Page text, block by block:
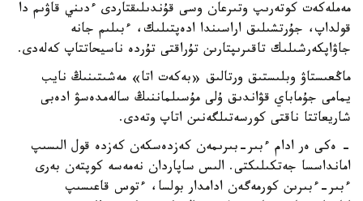
مەملەكەت كوتەرىپ وتىرعان وسى قۇندىلىقتاردى ءدىني قاۋىم دا
قولداپ، جۇرتشىلىق اراسىندا ادەپتىلىك، ءبىلىم جانە
جاۋاپكەرشىلىك تاقىرىپتارىن تۇراقتى تۇردە ناسيحاتتاپ كەلەدى.
ماڭعىستاۋ وبلىستىق ورتالىق «بەكەت اتا» مەشىتىنىڭ نايب
يمامى جۇماباي قۋاندىق ۇلى مۇسىلماننىڭ سالەمدەسۋ ادەبى
شاريعاتتا ناقتى كورسەتىلگەنىن اتاپ وتەدى.
- ەكى ەر ادام ءبىر-بىرىمەن كەزدەسكەن كەزدە قول الىسىپ
امانداسسا جەتكىلىكتى. الىس ساپاردان نەمەسە كوپتەن بەرى
ءبىر-ءبىرىن كورمەگەن ادامدار بولسا، ءتوس قاعىسىپ